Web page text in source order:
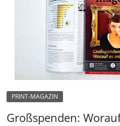
PRINT-MAGAZIN
Großspenden: